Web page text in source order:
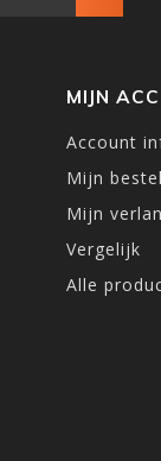
MIJN
Account
Mijn
Mijn
Vergelijk
Alle